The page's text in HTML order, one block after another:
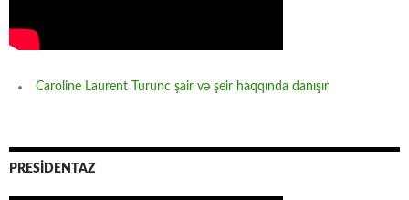
Caroline Laurent Turunc şair və şeir haqqında danışır
PRESİDENTAZ